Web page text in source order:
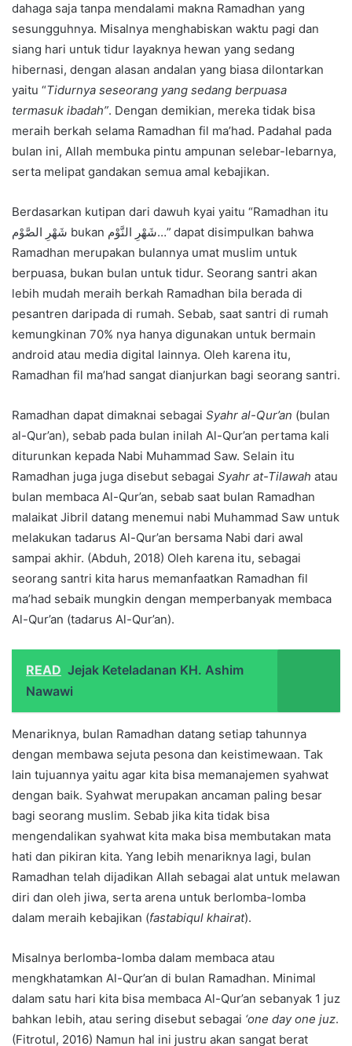
dahaga saja tanpa mendalami makna Ramadhan yang
sesungguhnya. Misalnya menghabiskan waktu pagi dan
siang hari untuk tidur layaknya hewan yang sedang
hibernasi, dengan alasan andalan yang biasa dilontarkan
yaitu “Tidurnya seseorang yang sedang berpuasa
termasuk ibadah”. Dengan demikian, mereka tidak bisa
meraih berkah selama Ramadhan fil ma’had. Padahal pada
bulan ini, Allah membuka pintu ampunan selebar-lebarnya,
serta melipat gandakan semua amal kebajikan.
Berdasarkan kutipan dari dawuh kyai yaitu “Ramadhan itu
شَهْرِ الصَّوْم bukan شَهْرِ النَّوْم…” dapat disimpulkan bahwa
Ramadhan merupakan bulannya umat muslim untuk
berpuasa, bukan bulan untuk tidur. Seorang santri akan
lebih mudah meraih berkah Ramadhan bila berada di
pesantren daripada di rumah. Sebab, saat santri di rumah
kemungkinan 70% nya hanya digunakan untuk bermain
android atau media digital lainnya. Oleh karena itu,
Ramadhan fil ma’had sangat dianjurkan bagi seorang santri.
Ramadhan dapat dimaknai sebagai Syahr al-Qur’an (bulan
al-Qur’an), sebab pada bulan inilah Al-Qur’an pertama kali
diturunkan kepada Nabi Muhammad Saw. Selain itu
Ramadhan juga juga disebut sebagai Syahr at-Tilawah atau
bulan membaca Al-Qur’an, sebab saat bulan Ramadhan
malaikat Jibril datang menemui nabi Muhammad Saw untuk
melakukan tadarus Al-Qur’an bersama Nabi dari awal
sampai akhir. (Abduh, 2018) Oleh karena itu, sebagai
seorang santri kita harus memanfaatkan Ramadhan fil
ma’had sebaik mungkin dengan memperbanyak membaca
Al-Qur’an (tadarus Al-Qur’an).
READ Jejak Keteladanan KH. Ashim
Nawawi
Menariknya, bulan Ramadhan datang setiap tahunnya
dengan membawa sejuta pesona dan keistimewaan. Tak
lain tujuannya yaitu agar kita bisa memanajemen syahwat
dengan baik. Syahwat merupakan ancaman paling besar
bagi seorang muslim. Sebab jika kita tidak bisa
mengendalikan syahwat kita maka bisa membutakan mata
hati dan pikiran kita. Yang lebih menariknya lagi, bulan
Ramadhan telah dijadikan Allah sebagai alat untuk melawan
diri dan oleh jiwa, serta arena untuk berlomba-lomba
dalam meraih kebajikan (fastabiqul khairat).
Misalnya berlomba-lomba dalam membaca atau
mengkhatamkan Al-Qur’an di bulan Ramadhan. Minimal
dalam satu hari kita bisa membaca Al-Qur’an sebanyak 1 juz
bahkan lebih, atau sering disebut sebagai ‘one day one juz.
(Fitrotul, 2016) Namun hal ini justru akan sangat berat